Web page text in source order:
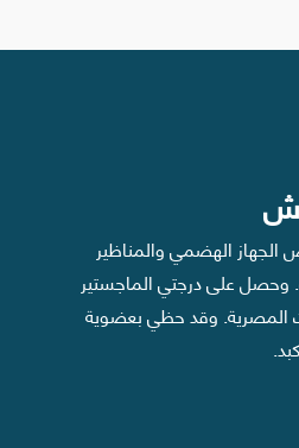
الهضمي والمناظير
على درجتي الماجستير
المصرية. وقد حظي بعضوية